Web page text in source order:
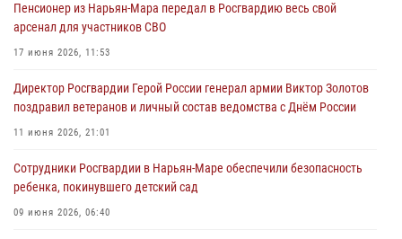
Пенсионер из Нарьян-Мара передал в Росгвардию весь свой
арсенал для участников СВО
17 июня 2026, 11:53
Директор Росгвардии Герой России генерал армии Виктор Золотов
поздравил ветеранов и личный состав ведомства с Днём России
11 июня 2026, 21:01
Сотрудники Росгвардии в Нарьян-Маре обеспечили безопасность
ребенка, покинувшего детский сад
09 июня 2026, 06:40